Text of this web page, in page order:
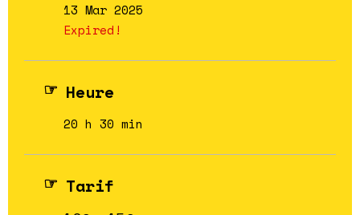
13 Mar 2025
Expired!
Heure
20 h 30 min
Tarif